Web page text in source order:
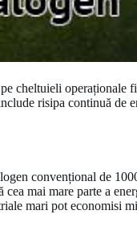
cheltuieli operaționale
risipa continuă de
convențional de
mai mare parte a
mari pot economisi